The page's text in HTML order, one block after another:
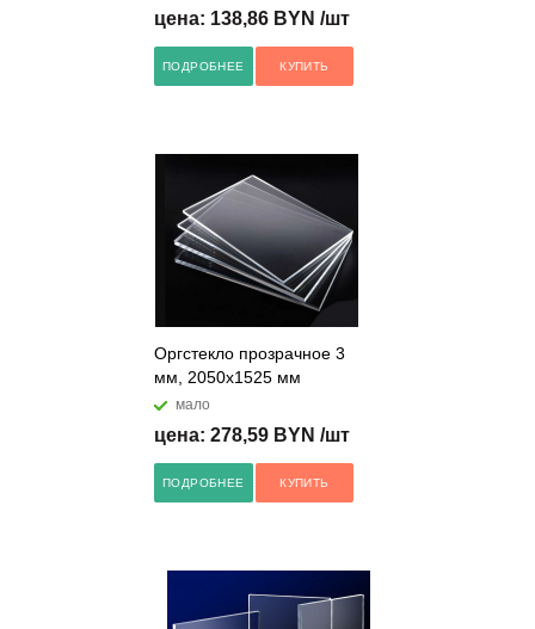
цена: 138,86 BYN /шт
ПОДРОБНЕЕ КУПИТЬ
Оргстекло прозрачное 3
мм, 2050х1525 мм
мало
цена: 278,59 BYN /шт
ПОДРОБНЕЕ КУПИТЬ